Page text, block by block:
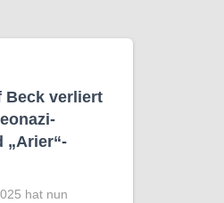
Beck verliert
„Arier“-
hat nun